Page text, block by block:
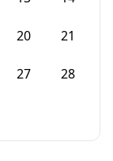
20 21
27 28